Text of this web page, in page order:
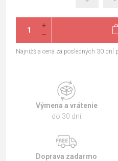
Najnižšia cena za posledných 30 dní
Výmena a vrátenie
do 30 dní
Doprava zadarmo